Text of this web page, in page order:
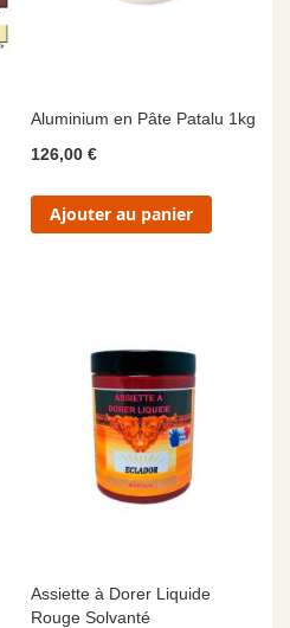
Aluminium en Pâte Patalu 1kg
126,00 €
Ajouter au panier
Assiette à Dorer Liquide
Rouge Solvanté